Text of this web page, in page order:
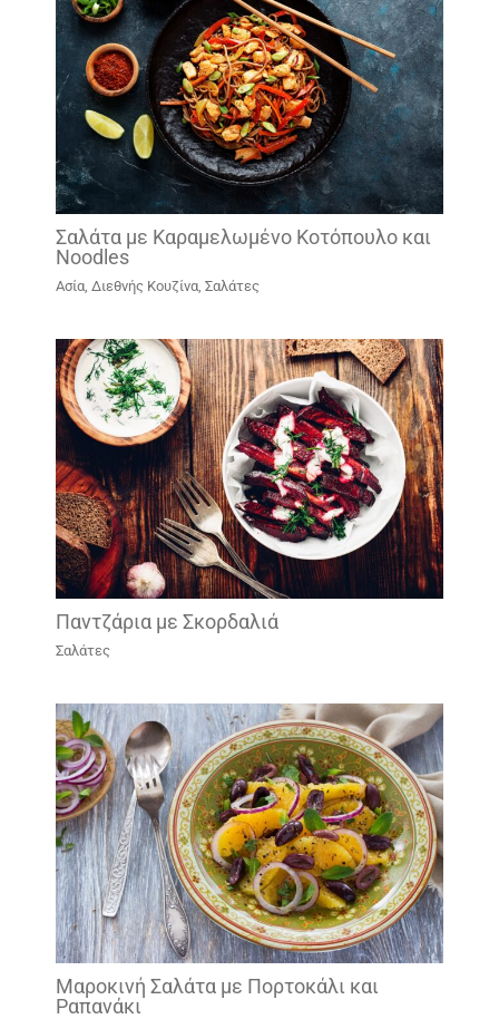
Σαλάτα με Καραμελωμένο Κοτόπουλο και
Noodles
Ασία, Διεθνής Κουζίνα, Σαλάτες
Παντζάρια με Σκορδαλιά
Σαλάτες
Μαροκινή Σαλάτα με Πορτοκάλι και
Ραπανάκι